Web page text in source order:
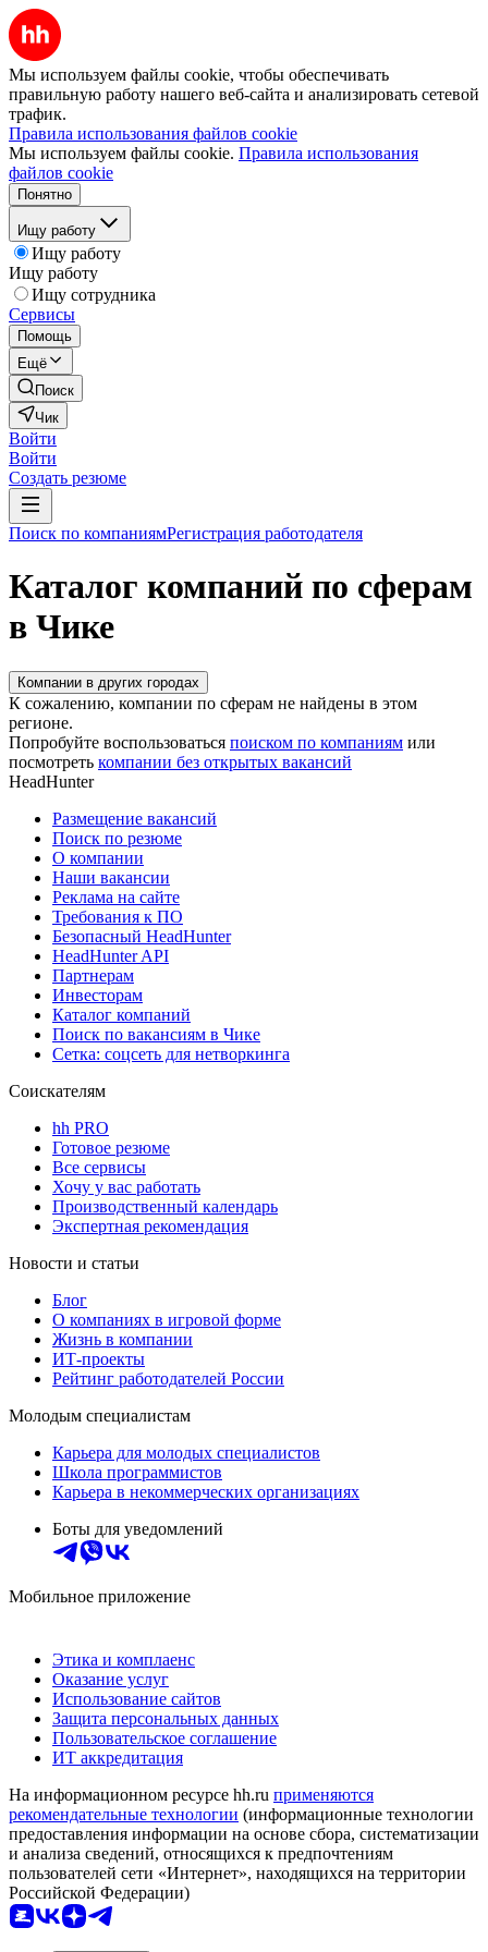
Мы используем файлы cookie, чтобы обеспечивать
правильную работу нашего веб-сайта и анализировать сетевой
трафик.
Правила использования файлов cookie
Мы используем файлы cookie. Правила использования
файлов cookie
Понятно
Ищу работу
Ищу работу
Ищу работу
Ищу сотрудника
Сервисы
Помощь
Ещё
Поиск
Чик
Войти
Войти
Создать резюме
Поиск по компаниямРегистрация работодателя
Каталог компаний по сферам
в Чике
Компании в других городах
К сожалению, компании по сферам не найдены в этом
регионе.
Попробуйте воспользоваться поиском по компаниям или
посмотреть компании без открытых вакансий
HeadHunter
Размещение вакансий
Поиск по резюме
О компании
Наши вакансии
Реклама на сайте
Требования к ПО
Безопасный HeadHunter
HeadHunter API
Партнерам
Инвесторам
Каталог компаний
Поиск по вакансиям в Чике
Сетка: соцсеть для нетворкинга
Соискателям
hh PRO
Готовое резюме
Все сервисы
Хочу у вас работать
Производственный календарь
Экспертная рекомендация
Новости и статьи
Блог
О компаниях в игровой форме
Жизнь в компании
ИТ-проекты
Рейтинг работодателей России
Молодым специалистам
Карьера для молодых специалистов
Школа программистов
Карьера в некоммерческих организациях
Боты для уведомлений
Мобильное приложение
Этика и комплаенс
Оказание услуг
Использование сайтов
Защита персональных данных
Пользовательское соглашение
ИТ аккредитация
На информационном ресурсе hh.ru применяются
рекомендательные технологии (информационные технологии
предоставления информации на основе сбора, систематизации
и анализа сведений, относящихся к предпочтениям
пользователей сети «Интернет», находящихся на территории
Российской Федерации)